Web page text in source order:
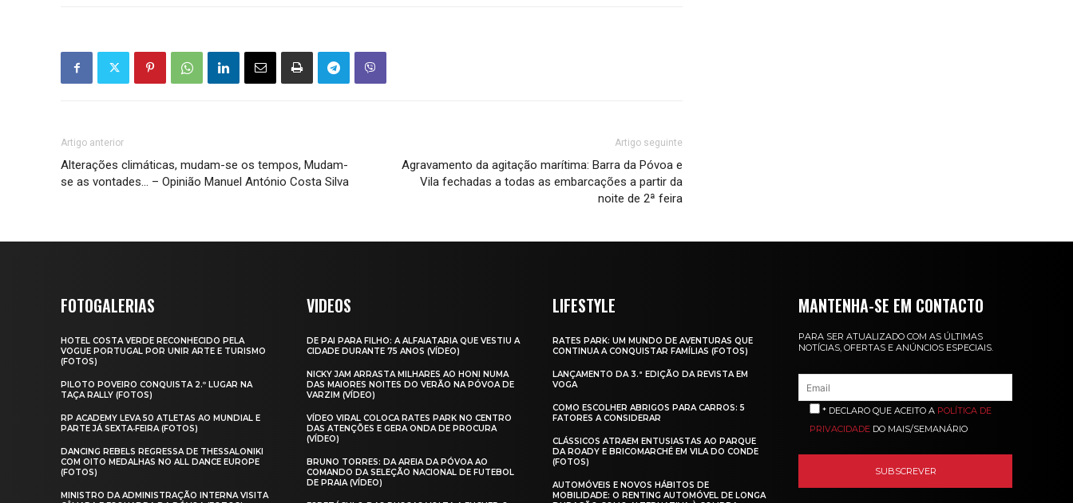
Artigo anterior
Alterações climáticas, mudam-se os tempos, Mudam-
se as vontades… – Opinião Manuel António Costa Silva
Artigo seguinte
Agravamento da agitação marítima: Barra da Póvoa e
Vila fechadas a todas as embarcações a partir da
noite de 2ª feira
FOTOGALERIAS
HOTEL COSTA VERDE RECONHECIDO PELA
VOGUE PORTUGAL POR UNIR ARTE E TURISMO
(FOTOS)
PILOTO POVEIRO CONQUISTA 2.º LUGAR NA
TAÇA RALLY (FOTOS)
RP ACADEMY LEVA 50 ATLETAS AO MUNDIAL E
PARTE JÁ SEXTA‑FEIRA (FOTOS)
DANCING REBELS REGRESSA DE THESSALONIKI
COM OITO MEDALHAS NO ALL DANCE EUROPE
(FOTOS)
MINISTRO DA ADMINISTRAÇÃO INTERNA VISITA
VIDEOS
DE PAI PARA FILHO: A ALFAIATARIA QUE VESTIU A
CIDADE DURANTE 75 ANOS (VÍDEO)
NICKY JAM ARRASTA MILHARES AO HONI NUMA
DAS MAIORES NOITES DO VERÃO NA PÓVOA DE
VARZIM (VÍDEO)
VÍDEO VIRAL COLOCA RATES PARK NO CENTRO
DAS ATENÇÕES E GERA ONDA DE PROCURA
(VÍDEO)
BRUNO TORRES: DA AREIA DA PÓVOA AO
COMANDO DA SELEÇÃO NACIONAL DE FUTEBOL
DE PRAIA (VÍDEO)
LIFESTYLE
RATES PARK: UM MUNDO DE AVENTURAS QUE
CONTINUA A CONQUISTAR FAMÍLIAS (FOTOS)
LANÇAMENTO DA 3.ª EDIÇÃO DA REVISTA EM
VOGA
COMO ESCOLHER ABRIGOS PARA CARROS: 5
FATORES A CONSIDERAR
CLÁSSICOS ATRAEM ENTUSIASTAS AO PARQUE
DA ROADY E BRICOMARCHÉ EM VILA DO CONDE
(FOTOS)
AUTOMÓVEIS E NOVOS HÁBITOS DE
MOBILIDADE: O RENTING AUTOMÓVEL DE LONGA
MANTENHA-SE EM CONTACTO
PARA SER ATUALIZADO COM AS ÚLTIMAS
NOTÍCIAS, OFERTAS E ANÚNCIOS ESPECIAIS.
* DECLARO QUE ACEITO A POLÍTICA DE
PRIVACIDADE DO MAIS/SEMANÁRIO